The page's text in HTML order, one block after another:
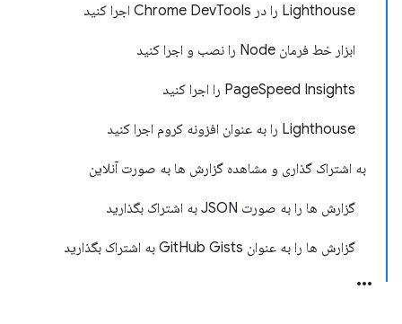
Lighthouse را در Chrome DevTools اجرا کنید
ابزار خط فرمان Node را نصب و اجرا کنید
PageSpeed ​​Insights را اجرا کنید
Lighthouse را به عنوان افزونه کروم اجرا کنید
به اشتراک گذاری و مشاهده گزارش ها به صورت آنلاین
گزارش ها را به صورت JSON به اشتراک بگذارید
گزارش ها را به عنوان GitHub Gists به اشتراک بگذارید